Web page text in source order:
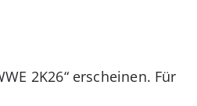
2K26“ erscheinen. Für